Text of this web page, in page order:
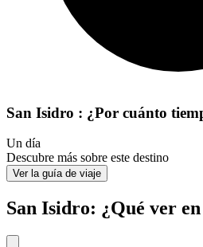
San Isidro : ¿Por cuánto
Un día
Descubre más sobre este destino
Ver la guía de viaje
San Isidro: ¿Qué ver